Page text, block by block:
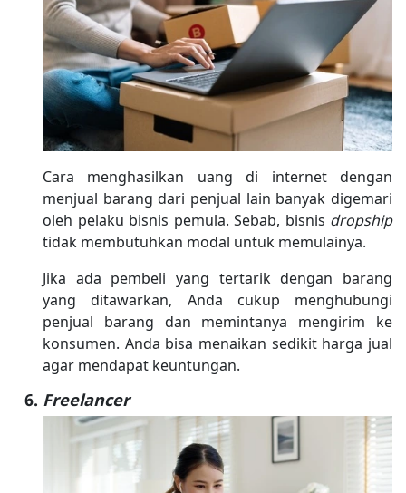
Cara menghasilkan uang di internet dengan
menjual barang dari penjual lain banyak digemari
oleh pelaku bisnis pemula. Sebab, bisnis dropship
tidak membutuhkan modal untuk memulainya.
Jika ada pembeli yang tertarik dengan barang
yang ditawarkan, Anda cukup menghubungi
penjual barang dan memintanya mengirim ke
konsumen. Anda bisa menaikan sedikit harga jual
agar mendapat keuntungan.
Freelancer